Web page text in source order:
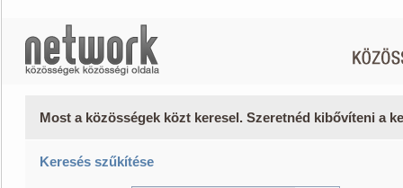
Most a közösségek közt keresel. Szeretnéd kibővíteni a
Keresés szűkítése